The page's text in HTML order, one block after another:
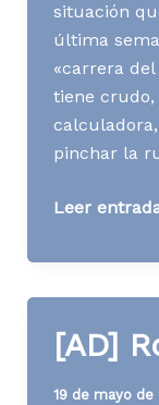
situación
última
«carrera
tiene crudo,
pinchar la
[AD]
Alonso
Leer
[AD]
19 de mayo de